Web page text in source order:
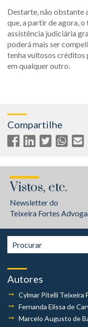
Destarte, não obstante
que, a partir de agora,
assistência judiciária
poderá mais ser
tenha vultosos créditos
em qualquer outro.
Compartilhe
Vistos, etc.
Newsletter do
Teixeira Fortes
Autores
Cylmar Pitelli Teixeira
Fernanda Elissa de
Marcelo Augusto de